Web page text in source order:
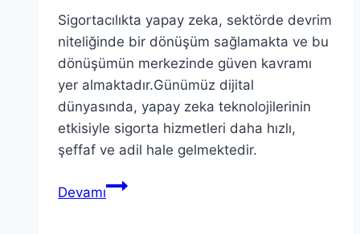
Sigortacılıkta yapay zeka, sektörde devrim
niteliğinde bir dönüşüm sağlamakta ve bu
dönüşümün merkezinde güven kavramı
yer almaktadır.Günümüz dijital
dünyasında, yapay zeka teknolojilerinin
etkisiyle sigorta hizmetleri daha hızlı,
şeffaf ve adil hale gelmektedir.
DevamıSigortacılıkta